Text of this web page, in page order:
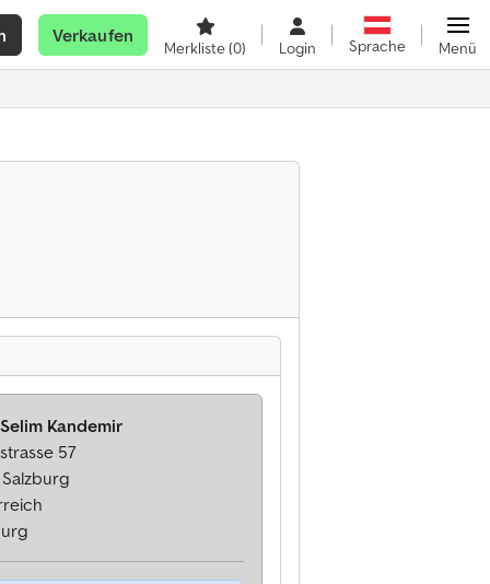
Verkaufen
Merkliste(0) Login Sprache Menü
Kandemir
57